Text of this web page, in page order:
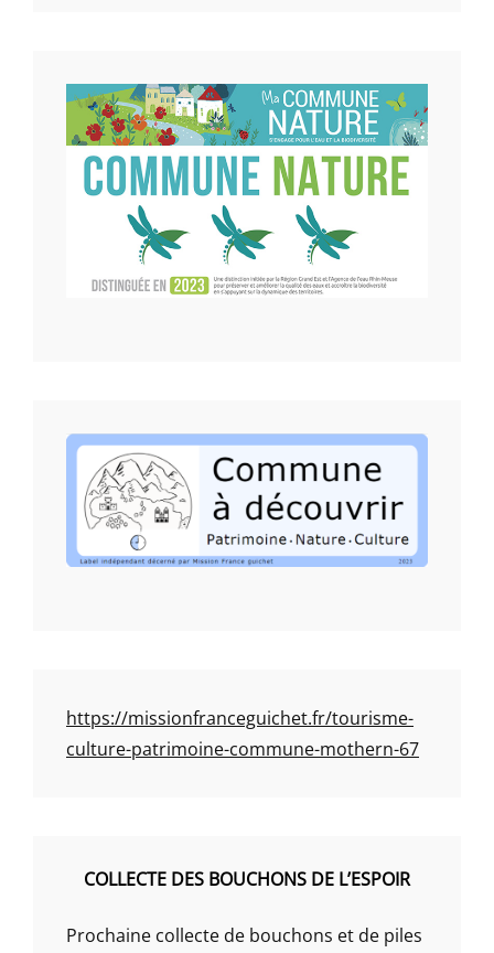
https://missionfranceguichet.fr/tourisme-
culture-patrimoine-commune-mothern-67
COLLECTE DES BOUCHONS DE L’ESPOIR
Prochaine collecte de bouchons et de piles